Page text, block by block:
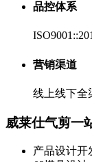
品控体系
营销渠道
线上线下全
威莱仕气剪一
产品设计开